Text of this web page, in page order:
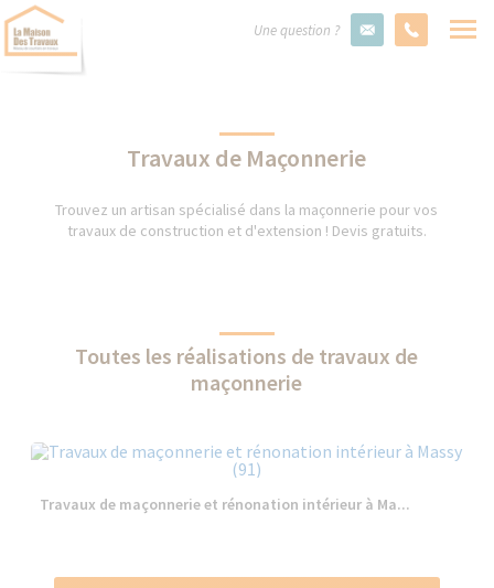
Une question ?
Travaux de Maçonnerie
Trouvez un artisan spécialisé dans la maçonnerie pour vos
travaux de construction et d'extension ! Devis gratuits.
Toutes les réalisations de travaux de
maçonnerie
Travaux de maçonnerie et rénonation intérieur à Ma...